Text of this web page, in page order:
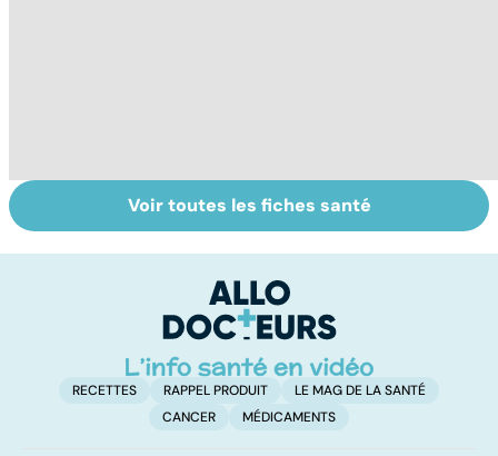
Chirurgie de
l'obésité, le jour
Faire du sport à
domicile, c'est
Voir toutes les fiches santé
RECETTES RAPPEL PRODUIT
LE MAG DE LA SANTÉ
CANCER
MÉDICAMENTS